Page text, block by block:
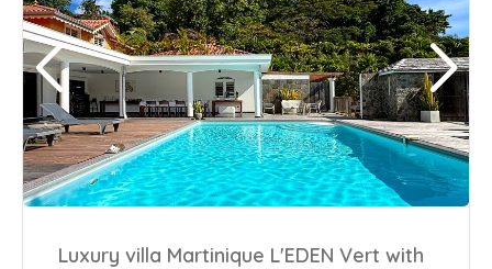
Luxury villa Martinique L'EDEN Vert with